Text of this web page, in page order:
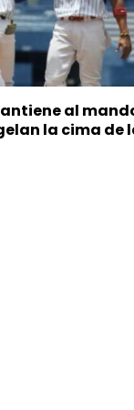
al
la cima de